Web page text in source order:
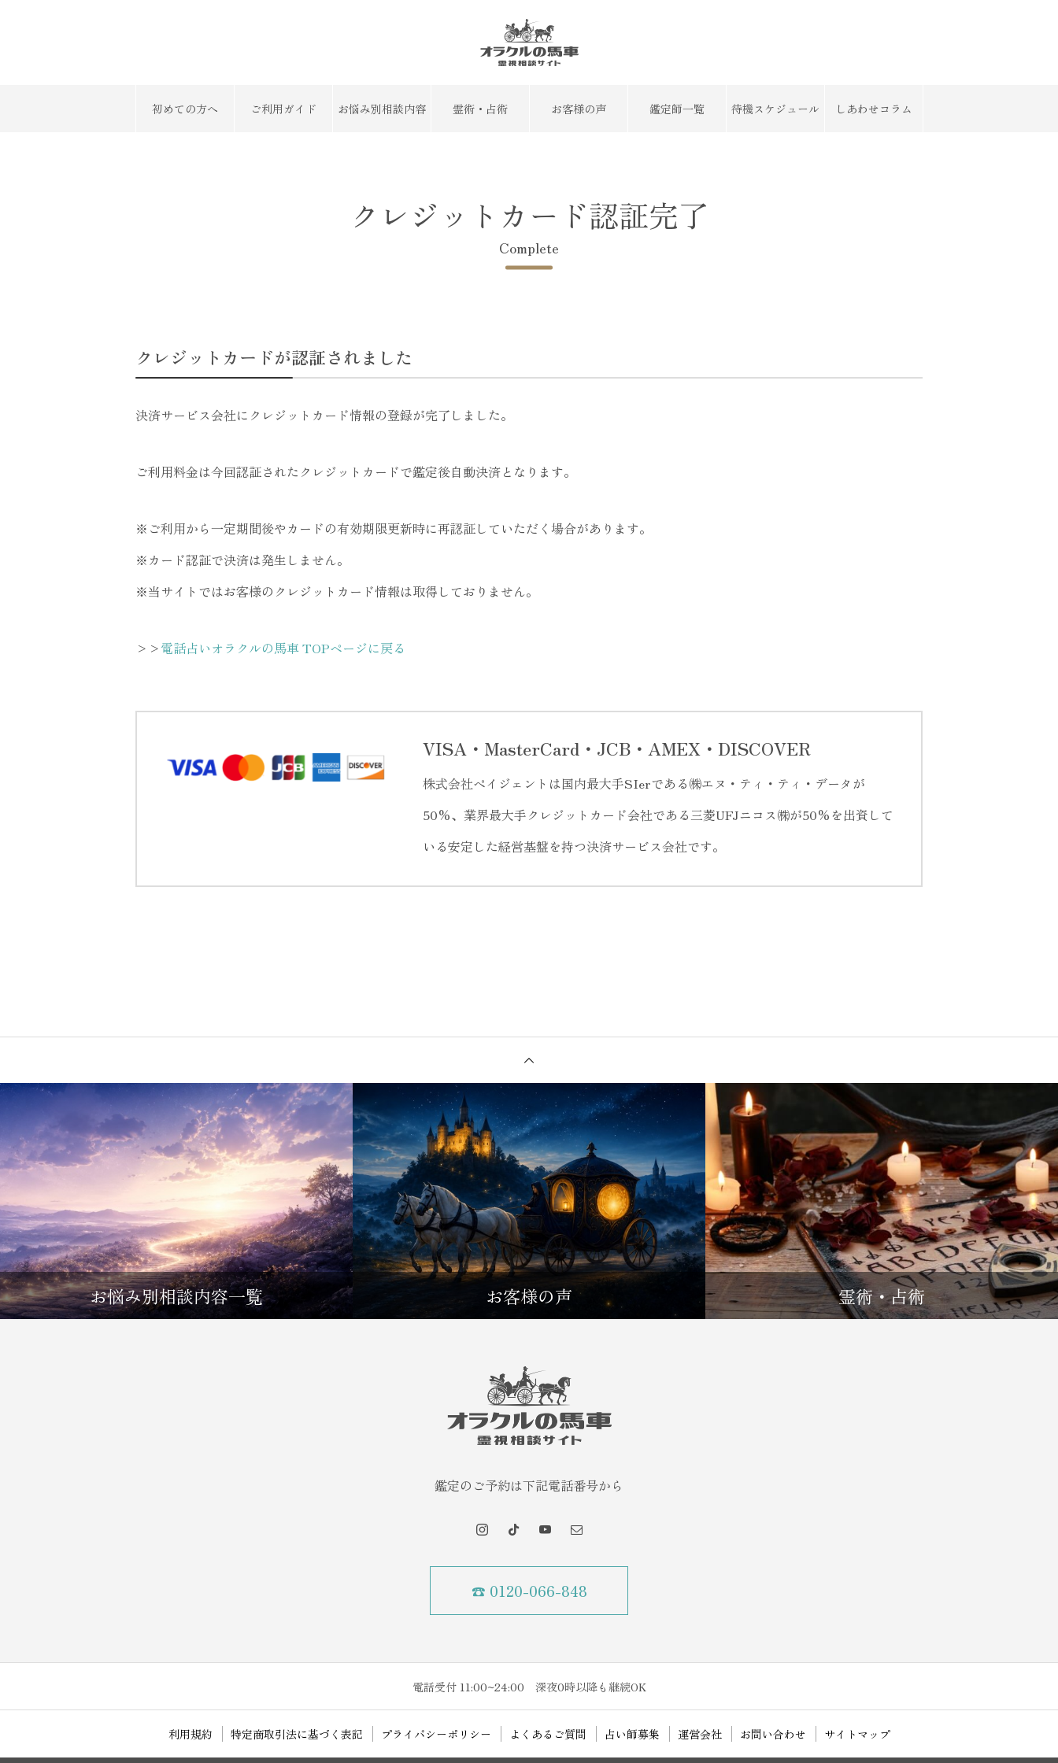
初めての方へ ご利用ガイド お悩み別相談内容 霊術・占術 お客様の声 鑑定師一覧 待機スケジュール しあわせコラム
クレジットカード認証完了
Complete
クレジットカードが認証されました
決済サービス会社にクレジットカード情報の登録が完了しました。
ご利用料金は今回認証されたクレジットカードで鑑定後自動決済となります。
※ご利用から一定期間後やカードの有効期限更新時に再認証していただく場合があります。
※カード認証で決済は発生しません。
※当サイトではお客様のクレジットカード情報は取得しておりません。
>>電話占いオラクルの馬車 TOPページに戻る
VISA・MasterCard・JCB・AMEX・DISCOVER
株式会社ペイジェントは国内最大手SIerである㈱エヌ・ティ・ティ・データが
50%、業界最大手クレジットカード会社である三菱UFJニコス㈱が50%を出資して
いる安定した経営基盤を持つ決済サービス会社です。
お悩み別相談内容一覧 お客様の声 霊術・占術
鑑定のご予約は下記電話番号から
☎ 0120-066-848
電話受付 11:00~24:00 深夜0時以降も継続OK
利用規約 特定商取引法に基づく表記 プライバシーポリシー よくあるご質問 占い師募集 運営会社 お問い合わせ サイトマップ